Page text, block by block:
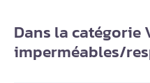
Dans la catégorie
imperméables/